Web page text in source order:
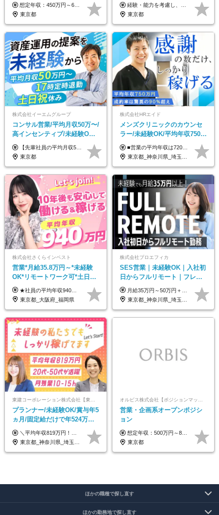
想定年収：450万円～650万円 ※経験・能力を考慮の上、規定により優遇いたします ※試用期間6ヵ月（その間の給与・待遇に変動はありません）
東京都
経験・能力を考慮し、当社規定により決定します。 ▼参考情報 ------------ 年収イメージ：500万～1500万
東京都
株式会社イーエムグループ
コンサル営業/平均月収50万〜/
高インセンティブ/未経験OK/
残業なし/4,50代も活躍/ブラン
ク可/面接1回
【先輩社員の平均月収50万円】 月給30万円以上+インセンティブ+その他手当 ※経験・スキルを考慮の上で給与を決定します ※上記には5万円（月20時間分）のみなし残業代と一律手当（営業手当4万円、能力評価手当4万円）を含みます ※上記を超える残業代は別途全額支給します ※試用期間：3ヶ月あり（試用期間中の待遇に差異なし）
東京都
株式会社HRエイド
メンズクリニックのカウンセ
ラー/未経験OK/平均年収750万
円/4人に1人が年収1000万円超
え/成約率90％
■営業の平均年収は720万円！ ■4人に1人が年収1000万円超え 月給27万円～100万円+インセンティブ(平均月20～40万円程) ＜インセンティブ制度について＞ 当社では創業以来、頑張ったらその分稼げる環境づくりに注力。カウンセラー部署では、個人の成約金額・チームの成果・事業部の売上利益を掛け合わせる新しいインセンティブ制度を導入しました。あなたの頑張り次第で毎月高インセンティブが実現できる体制です！ ※上記金額には固定残業代（35,500円以上～・30時間分）が含まれます。時間超過分は追加支給します。 ※試用期間3か月あり。研修期間3か月中は、月給25万円～30万円になります。(固定残業代：35,500円～・23h分を含む) ※インセンティブの一部は、研修期間中から支給されます。その他待遇の差異はありません。
東京都_神奈川県_埼玉県_千葉県_大阪府_愛知県_北海道_宮城県_栃木県_群馬県_静岡県_兵庫県_京都府_岡山県_熊本県
株式会社さくらインベスト
営業*月給35.8万円～*未経験
OK*リモートワーク可*土日祝
休み*年休123日以上*転職者全
員が収入UP
★社員の平均年収940万円（※2025年11月時点） ★転職者は全員収入アップを実現 ★入社半年で昇給した実績あり！ 【営業未経験】 月給35万8,000円～（固定残業代含む）＋インセンティブ ＋賞与年2回 【管理職候補】 月給40万円～100万円＋インセンティブ＋賞与年2回 ※固定残業代は、時間外労働の有無にかかわらず月25時間分（月5万8,000円～）を支給します。 ※上記を超える時間外労働分は、別途追加で支給します。 ＼月給額が高い理由について／ 当社が扱うのは、1件あたり100万円以上となる高単価な金融商品です。 そのため月給ベースも高く設定して社員に還元しています。 ＜試用期間中の給与＞※営業未経験の方 試用期間2カ月あり。 月給25万円＋営業手当5万円（資格取得後より日割り支給） ※残業代は別途全額支給します。 ※その他の待遇に差異はありません。 ★時短勤務も可能です ・7時間勤務：月給26万2,500円～＋インセンティブ＋賞与（年2回） ・6時間勤務：月給24万円～＋インセンティブ＋賞与（年2回） （時短勤務例）9:00-16:00、10:00-17:00など
東京都_大阪府_福岡県
株式会社プロエフィカ
SES営業｜未経験OK｜入社初
日からフルリモート｜フレッ
クス可｜残業月平均10h以下｜
事業立ち上げメンバー
月給35万円～50万円＋交通費 ◎経験やスキルを考慮し、最大限優遇します ◎上記月給は固定残業代月40時間分(月10万9,375～)を含みます。残業時間が超過した場合はその分追加支給します ◎試用期間6カ月あり(給与や待遇は同じです)
東京都_神奈川県_埼玉県_千葉県_大阪府_愛知県_北海道_青森県_岩手県_宮城県_秋田県_山形県_福島県_茨城県_栃木県_群馬県_新潟県_山梨県_長野県_富山県_石川県_福井県_静岡県_岐阜県_三重県_兵庫県_京都府_滋賀県_奈良県_和歌山県_広島県_岡山県_鳥取県_島根県_山口県_徳島県_香川県_愛媛県_高知県_福岡県_熊本県_佐賀県_長崎県_大分県_宮崎県_鹿児島県_沖縄県
プランナー/未経験OK/賞与年5
ヵ月/固定給だけで年524万円
可能/二人に一人が年収700万
円/休めて稼げる
＼平均年収819万円！社員の最大年収3,131万円／ ＼2人に1人が年収700万円以上／ ＼5人に1人が年収1,000万円以上！／ 固定給だけで、年収524万円も可能！ インセンティブだけでなく固定給でもしっかり稼げる仕組みです！ 【入社初年度】 年収400万～550万円＋インセンティブ →月給26万3,000円～29万5,600円＋賞与年2回（基本給×約5ヵ月分※前年度実績）＋インセンティブ＋各種手当 【インセンティブ】 1物件着工で目安80万～200万円 ※建物の契約金額実績によります 【各種手当】 ・都市手当…月1万円～3万円（首都圏・東海圏・関西圏で弊社指定の事業所に勤務する方が対象） ・家族手当…配偶者：月1万円、子供1名につき：月5千円 ・資格手当…FP資格1級：月1万円、2級：月5千円、3級：月3千円 ・役職手当…昇進欄に詳細記載（主任補：月5千円→主任：月1万円…） 【その他】 ※上記月給には、固定残業代【47時間分（7万3,800円以上）】が含まれます ※月平均残業時間は14時間と少なめです（2023年度） ※固定残業代の時間数を超える時間外労働は追加で支給 但し、時間数を超える時間外労働が発生する場合もあります（特別条項付き協定締結済）
東京都_神奈川県_埼玉県_千葉県_大阪府_愛知県_宮城県_茨城県_栃木県_群馬県_静岡県_兵庫県_京都府_福岡県
営業・企画系オープンポジシ
ョン
想定年収：500万円～800万円 ※ご経験やスキルに応じて決定します。 ※上記想定年収はあくまでも目安の金額であり、 選考を通じて上下する可能性があります。
東京都
ほかの職種で探し直す
ほかの勤務地で探し直す